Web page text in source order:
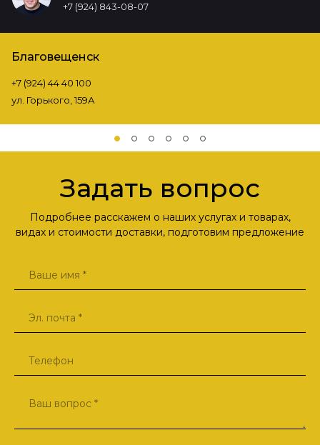
+7 (924) 843-08-07
Благовещенск
+7 (924) 44 40 100
ул. Горького, 159А
Задать вопрос
Подробнее расскажем о наших услугах и товарах,
видах и стоимости доставки, подготовим предложение